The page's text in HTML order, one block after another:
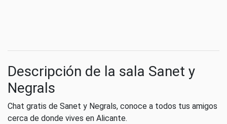
Descripción de la sala Sanet y
Negrals
Chat gratis de Sanet y Negrals, conoce a todos tus amigos
cerca de donde vives en Alicante.